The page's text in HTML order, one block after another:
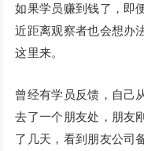
如果学员赚到钱了，即
近距离观察者也会想办
这里来。
曾经有学员反馈，自己
去了一个朋友处，朋友
了几天，看到朋友公司